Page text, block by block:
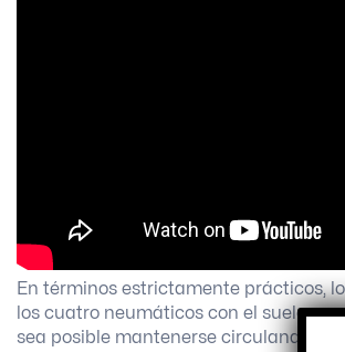
En términos estrictamente prácticos,
los cuatro neumáticos con el suelo
sea posible mantenerse circulando a